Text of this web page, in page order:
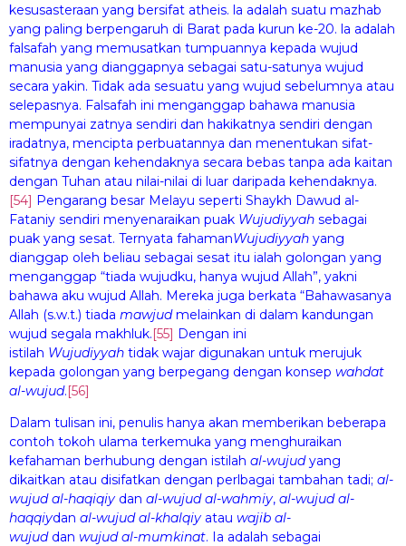
kesusasteraan yang bersifat atheis. la adalah suatu mazhab
yang paling berpengaruh di Barat pada kurun ke-20. la adalah
falsafah yang memusatkan tumpuannya kepada wujud
manusia yang dianggapnya sebagai satu-satunya wujud
secara yakin. Tidak ada sesuatu yang wujud sebelumnya atau
selepasnya. Falsafah ini menganggap bahawa manusia
mempunyai zatnya sendiri dan hakikatnya sendiri dengan
iradatnya, mencipta perbuatannya dan menentukan sifat-
sifatnya dengan kehendaknya secara bebas tanpa ada kaitan
dengan Tuhan atau nilai-nilai di luar daripada kehendaknya.
[54] Pengarang besar Melayu seperti Shaykh Dawud al-
Fataniy sendiri menyenaraikan puak Wujudiyyah sebagai
puak yang sesat. Ternyata fahamanWujudiyyah yang
dianggap oleh beliau sebagai sesat itu ialah golongan yang
menganggap “tiada wujudku, hanya wujud Allah”, yakni
bahawa aku wujud Allah. Mereka juga berkata “Bahawasanya
Allah (s.w.t.) tiada mawjudmelainkan di dalam kandungan
wujud segala makhluk.[55] Dengan ini
istilah Wujudiyyah tidak wajar digunakan untuk merujuk
kepada golongan yang berpegang dengan konsep wahdat
al-wujud.[56]
Dalam tulisan ini, penulis hanya akan memberikan beberapa
contoh tokoh ulama terkemuka yang menghuraikan
kefahaman berhubung dengan istilah al-wujudyang
dikaitkan atau disifatkan dengan perlbagai tambahan tadi; al-
wujud al-haqiqiy dan al-wujud al-wahmiy, al-wujud al-
haqqiydan al-wujud al-khalqiy atau wajib al-
wujuddan wujud al-mumkinat. Ia adalah sebagai